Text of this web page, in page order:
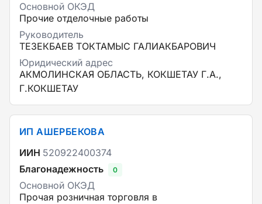
Основной ОКЭД
Прочие отделочные работы
Руководитель
ТЕЗЕКБАЕВ ТОКТАМЫС ГАЛИАКБАРОВИЧ
Юридический адрес
АКМОЛИНСКАЯ ОБЛАСТЬ, КОКШЕТАУ Г.А.,
Г.КОКШЕТАУ
ИП АШЕРБЕКОВА
ИИН 520922400374
Благонадежность
0
Основной ОКЭД
Прочая розничная торговля в